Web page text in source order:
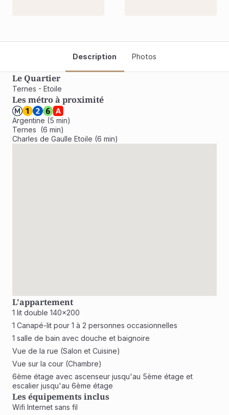
Description Photos
Le Quartier
Ternes - Etoile
Les métro à proximité
Argentine (5 min)
Ternes  (6 min)
Charles de Gaulle Etoile (6 min)
L'appartement
1 lit double 140x200
1 Canapé-lit pour 1 à 2 personnes occasionnelles
1 salle de bain avec douche et baignoire
Vue de la rue (Salon et Cuisine)
Vue sur la cour (Chambre)
6ème étage avec ascenseur jusqu'au 5ème étage et
escalier jusqu'au 6ème étage
Les équipements inclus
Wifi Internet sans fil